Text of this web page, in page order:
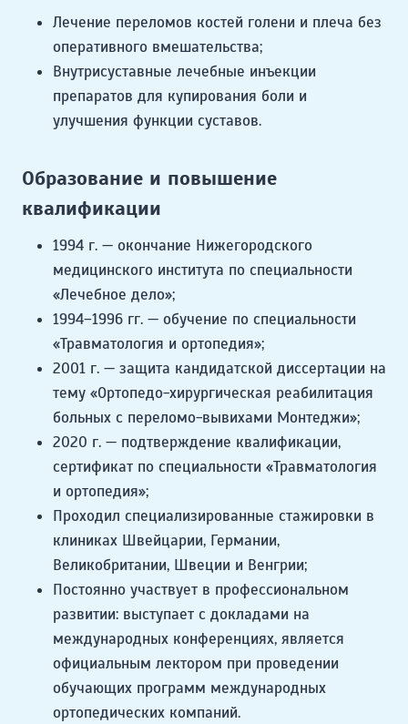
Лечение переломов костей голени и плеча без
оперативного вмешательства;
Внутрисуставные лечебные инъекции
препаратов для купирования боли и
улучшения функции суставов.
Образование и повышение
квалификации
1994 г. — окончание Нижегородского
медицинского института по специальности
«Лечебное дело»;
1994–1996 гг. — обучение по специальности
«Травматология и ортопедия»;
2001 г. — защита кандидатской диссертации на
тему «Ортопедо-хирургическая реабилитация
больных с переломо-вывихами Монтеджи»;
2020 г. — подтверждение квалификации,
сертификат по специальности «Травматология
и ортопедия»;
Проходил специализированные стажировки в
клиниках Швейцарии, Германии,
Великобритании, Швеции и Венгрии;
Постоянно участвует в профессиональном
развитии: выступает с докладами на
международных конференциях, является
официальным лектором при проведении
обучающих программ международных
ортопедических компаний.